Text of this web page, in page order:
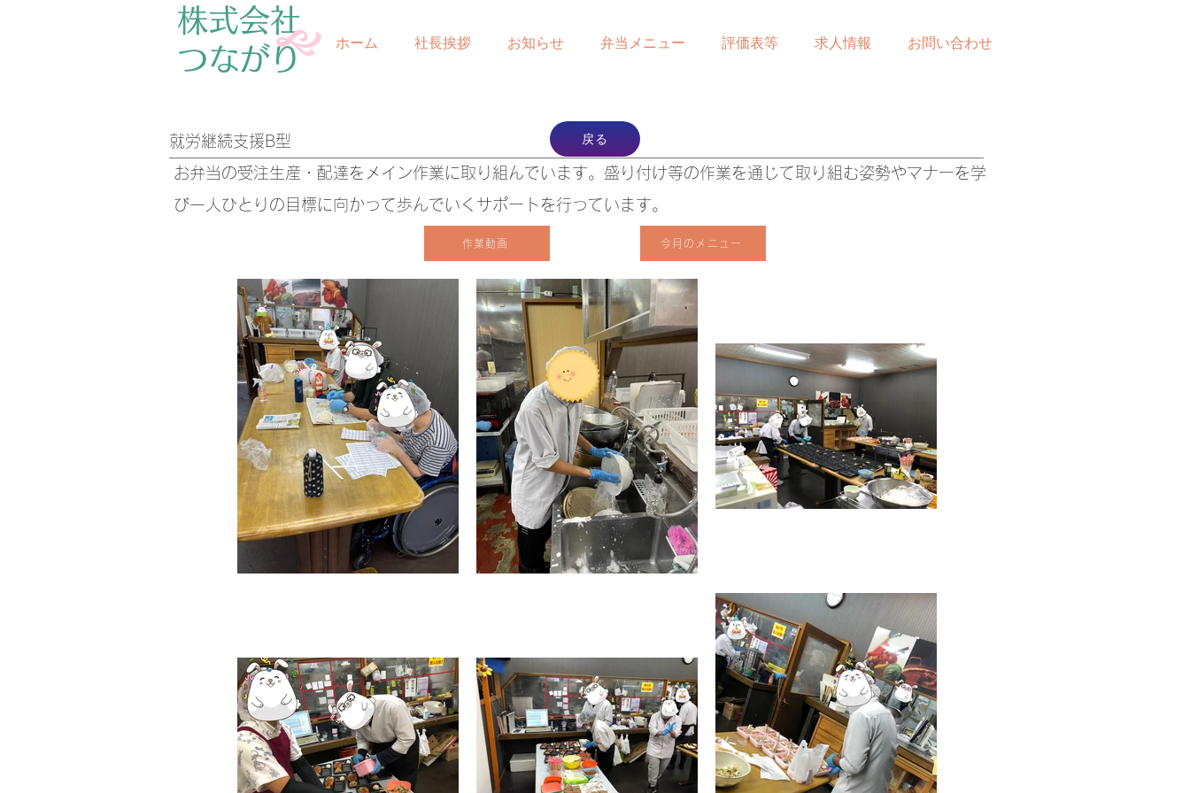
株式会社
​つながり
ホーム 社長挨拶 お知らせ 弁当メニュー 評価表等 求人情報 お問い合わせ
​就労継続支援B型 戻る
お弁当の受注生産・配達をメイン作業に取り組んでいます。盛り付け等の作業を通じて取り組む姿勢やマナーを学
び一人ひとりの目標に向かって歩んでいくサポートを行っています。
作業動画 今月のメニュー